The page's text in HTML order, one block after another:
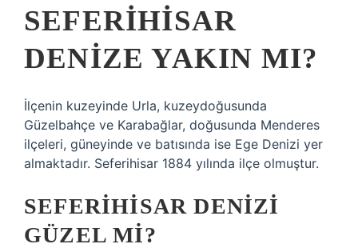
SEFERIHISAR
DENIZE YAKIN MI?
İlçenin kuzeyinde Urla, kuzeydoğusunda
Güzelbahçe ve Karabağlar, doğusunda Menderes
ilçeleri, güneyinde ve batısında ise Ege Denizi yer
almaktadır. Seferihisar 1884 yılında ilçe olmuştur.
SEFERIHISAR DENIZI
GÜZEL MI?